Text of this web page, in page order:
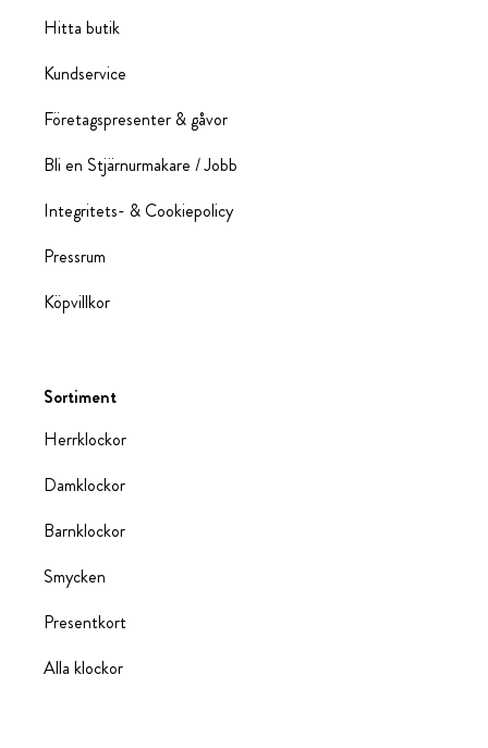
Hitta butik
Kundservice
Företagspresenter & gåvor
Bli en Stjärnurmakare / Jobb
Integritets- & Cookiepolicy
Pressrum
Köpvillkor
Sortiment
Herrklockor
Damklockor
Barnklockor
Smycken
Presentkort
Alla klockor